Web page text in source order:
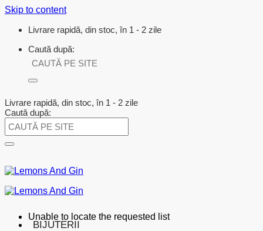
Skip to content
Livrare rapidă, din stoc, în 1 - 2 zile
Caută după:
Livrare rapidă, din stoc, în 1 - 2 zile
Caută după:
BIJUTERII
Unable to locate the requested list